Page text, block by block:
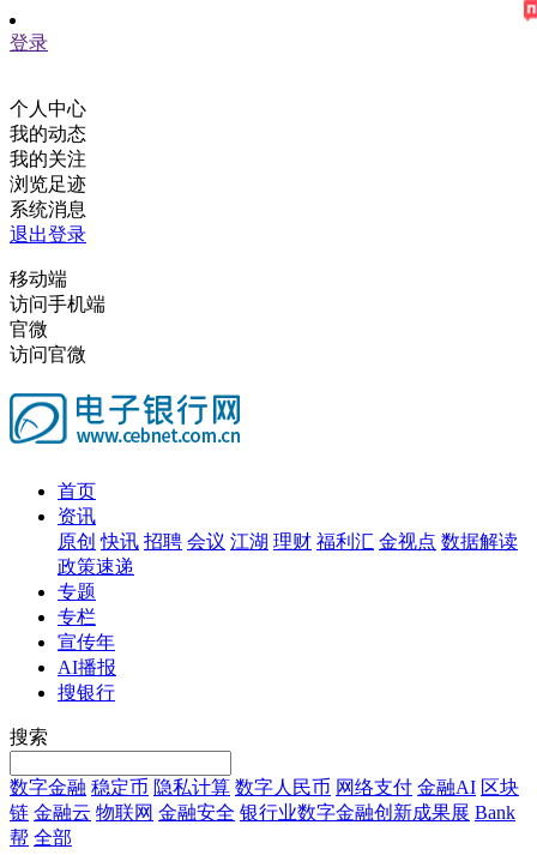
登录
个人中心
我的动态
我的关注
浏览足迹
系统消息
退出登录
移动端
访问手机端
官微
访问官微
首页
资讯
原创 快讯 招聘 会议 江湖 理财 福利汇 金视点 数据解读
政策速递
专题
专栏
宣传年
AI播报
搜银行
搜索
数字金融 稳定币 隐私计算 数字人民币 网络支付 金融AI 区块
链 金融云 物联网 金融安全 银行业数字金融创新成果展 Bank
帮 全部